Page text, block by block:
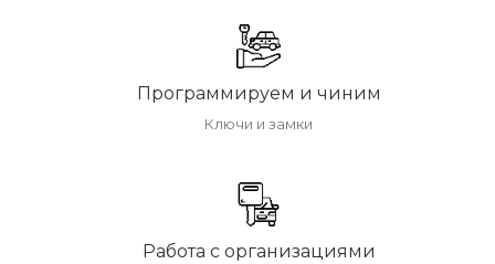
Программируем и чиним
Ключи и замки
Работа с организациями